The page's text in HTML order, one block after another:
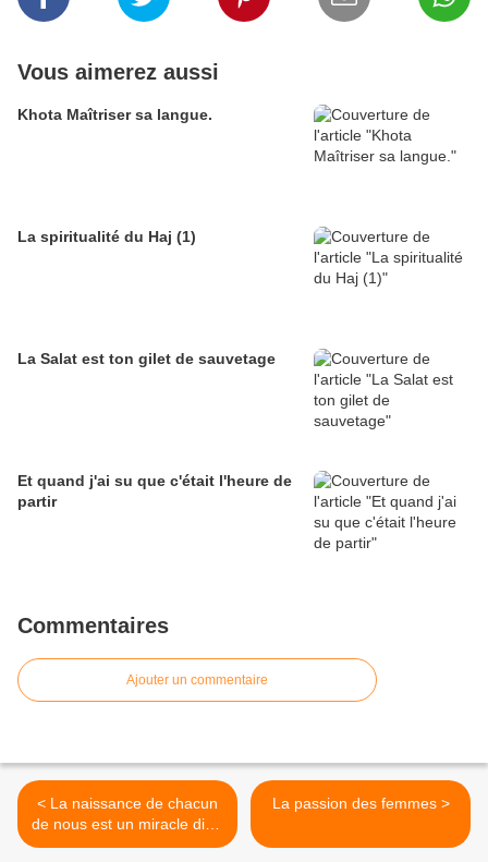
Vous aimerez aussi
Khota Maîtriser sa langue.
La spiritualité du Haj (1)
La Salat est ton gilet de sauvetage
Et quand j'ai su que c'était l'heure de
partir
Commentaires
Ajouter un commentaire
< La naissance de chacun
de nous est un miracle divin
caché derrière le voile de
La passion des femmes >